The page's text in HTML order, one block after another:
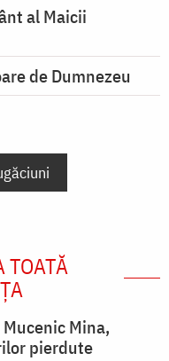
al Maicii
de Dumnezeu
TOATĂ
Mina,
pierdute